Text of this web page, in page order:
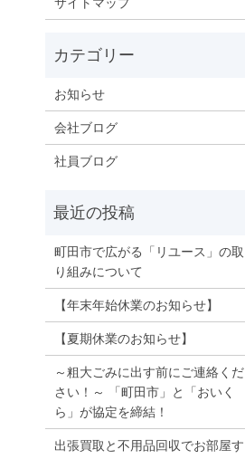
お知らせ
会社ブログ
社員ブログ
町田市で広がる「リユース」の取
り組みについて
【年末年始休業のお知らせ】
【夏期休業のお知らせ】
～粗大ごみに出す前にご連絡くだ
さい！～ 「町田市」と「おいく
ら」が協定を締結！
出張買取と不用品回収でお部屋す